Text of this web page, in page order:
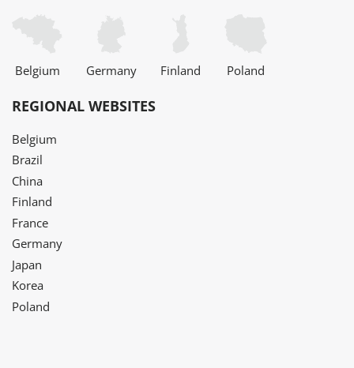
Belgium Germany Finland Poland
REGIONAL WEBSITES
Belgium
Brazil
China
Finland
France
Germany
Japan
Korea
Poland